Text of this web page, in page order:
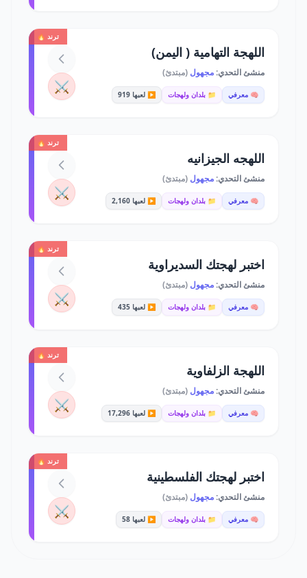
ترند 🔥
اللهجة التهامية ( اليمن)
منشئ التحدي:مجهول (مبتدئ)
🧠 معرفي 📁 بلدان ولهجات ▶️ لعبها 919 ⚔️
ترند 🔥
اللهجه الجيزانيه
منشئ التحدي:مجهول (مبتدئ)
🧠 معرفي 📁 بلدان ولهجات ▶️ لعبها 2,160 ⚔️
ترند 🔥
اختبر لهجتك السديراوية
منشئ التحدي:مجهول (مبتدئ)
🧠 معرفي 📁 بلدان ولهجات ▶️ لعبها 435 ⚔️
ترند 🔥
اللهجة الزلفاوية
منشئ التحدي:مجهول (مبتدئ)
🧠 معرفي 📁 بلدان ولهجات ▶️ لعبها 17,296 ⚔️
ترند 🔥
اختبر لهجتك الفلسطينية
منشئ التحدي:مجهول (مبتدئ)
🧠 معرفي 📁 بلدان ولهجات ▶️ لعبها 58 ⚔️